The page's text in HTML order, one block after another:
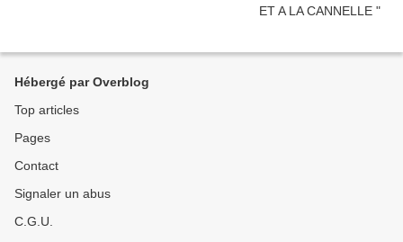
Hébergé par Overblog
Top articles
Pages
Contact
Signaler un abus
C.G.U.